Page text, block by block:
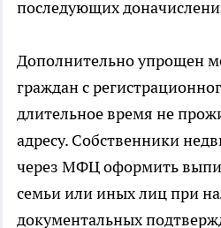
последующих
Дополнительно упрощен
граждан с
длительное время не
адресу. Собственники
через МФЦ оформить
семьи или иных лиц при
документальных